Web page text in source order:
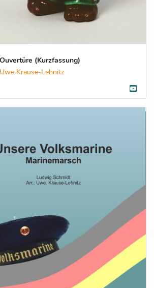
(Kurzfassung)
Krause-Lehnitz